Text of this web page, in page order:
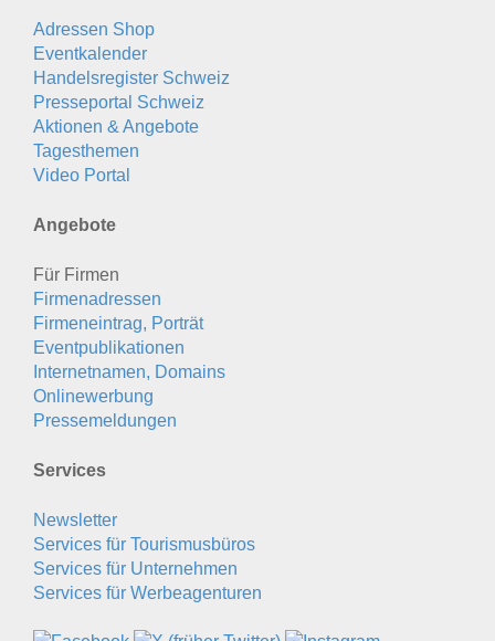
Adressen Shop
Eventkalender
Handelsregister Schweiz
Presseportal Schweiz
Aktionen & Angebote
Tagesthemen
Video Portal
Angebote
Für Firmen
Firmenadressen
Firmeneintrag, Porträt
Eventpublikationen
Internetnamen, Domains
Onlinewerbung
Pressemeldungen
Services
Newsletter
Services für Tourismusbüros
Services für Unternehmen
Services für Werbeagenturen